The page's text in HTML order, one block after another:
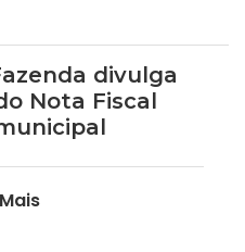
divulga
Nota Fiscal